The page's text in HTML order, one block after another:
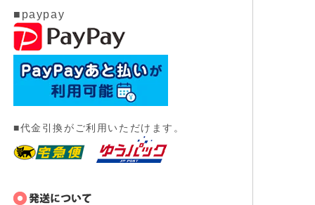
■paypay
■代金引換がご利用いただけます。